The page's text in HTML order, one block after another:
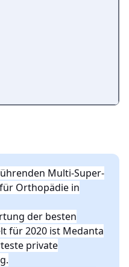
Multi-Super-
Orthopädie in
der besten
für 2020 ist Medanta
private